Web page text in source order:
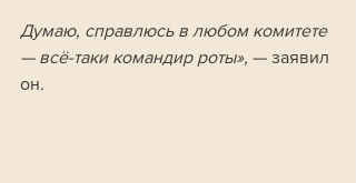
Думаю, справлюсь в любом комитете
— всё-таки командир роты», — заявил
он.